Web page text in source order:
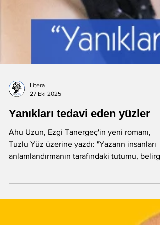
27 Eki 2025
Yanıkları tedavi eden yüzler
yapıyor. Çünkü tuz yanıklarını tedavi